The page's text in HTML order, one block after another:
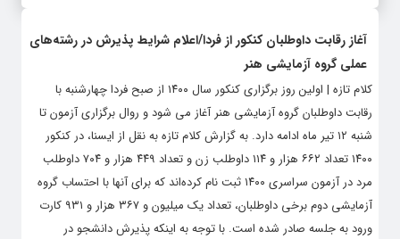
آغاز رقابت داوطلبان کنکور از فردا/اعلام شرایط پذیرش در رشته‌های
عملی گروه آزمایشی هنر
کلام تازه | اولین روز برگزاری کنکور سال ۱۴۰۰ از صبح فردا چهارشنبه با
رقابت داوطلبان گروه آزمایشی هنر آغاز می شود و روال برگزاری آزمون تا
شنبه ۱۲ تیر ماه ادامه دارد. به گزارش کلام تازه به نقل از ایسنا، در کنکور
۱۴۰۰ تعداد ۶۶۲ هزار و ۱۱۴ داوطلب زن و تعداد ۴۴۹ هزار و ۷۰۴ داوطلب
مرد در آزمون سراسری ۱۴۰۰ ثبت نام کرده‌اند که برای آنها با احتساب گروه
آزمایشی دوم برخی داوطلبان، تعداد یک میلیون و ۳۶۷ هزار و ۹۳۱ کارت
ورود به جلسه صادر شده است. با توجه به اینکه پذیرش دانشجو در